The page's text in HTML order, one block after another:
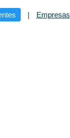
| Empresas